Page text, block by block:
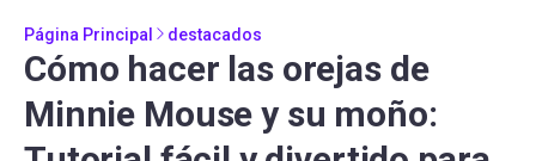
Página Principal destacados
Cómo hacer las orejas de
Minnie Mouse y su moño: